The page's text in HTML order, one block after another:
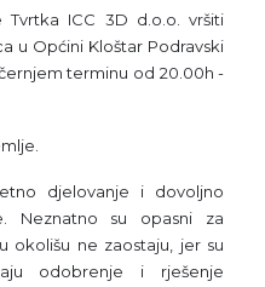
Tvrtka ICC 3D d.o.o. vršiti
u Općini Kloštar Podravski
terminu od 20.00h -
djelovanje i dovoljno
Neznatno su opasni za
okolišu ne zaostaju, jer su
odobrenje i rješenje